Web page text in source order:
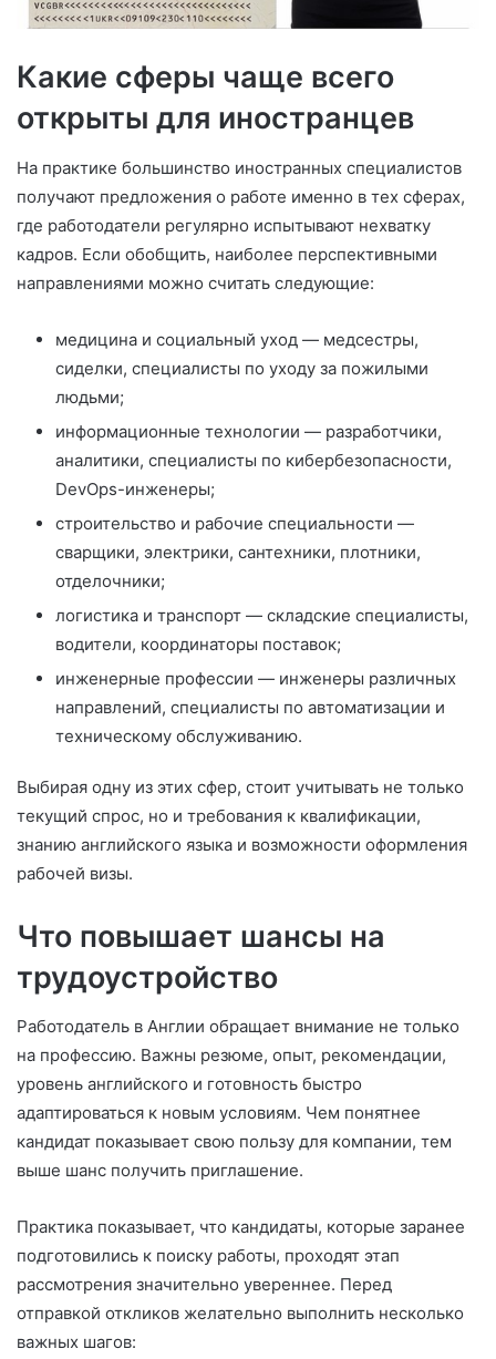
Какие сферы чаще всего
открыты для иностранцев
На практике большинство иностранных специалистов
получают предложения о работе именно в тех сферах,
где работодатели регулярно испытывают нехватку
кадров. Если обобщить, наиболее перспективными
направлениями можно считать следующие:
медицина и социальный уход — медсестры,
сиделки, специалисты по уходу за пожилыми
людьми;
информационные технологии — разработчики,
аналитики, специалисты по кибербезопасности,
DevOps-инженеры;
строительство и рабочие специальности —
сварщики, электрики, сантехники, плотники,
отделочники;
логистика и транспорт — складские специалисты,
водители, координаторы поставок;
инженерные профессии — инженеры различных
направлений, специалисты по автоматизации и
техническому обслуживанию.
Выбирая одну из этих сфер, стоит учитывать не только
текущий спрос, но и требования к квалификации,
знанию английского языка и возможности оформления
рабочей визы.
Что повышает шансы на
трудоустройство
Работодатель в Англии обращает внимание не только
на профессию. Важны резюме, опыт, рекомендации,
уровень английского и готовность быстро
адаптироваться к новым условиям. Чем понятнее
кандидат показывает свою пользу для компании, тем
выше шанс получить приглашение.
Практика показывает, что кандидаты, которые заранее
подготовились к поиску работы, проходят этап
рассмотрения значительно увереннее. Перед
отправкой откликов желательно выполнить несколько
важных шагов: